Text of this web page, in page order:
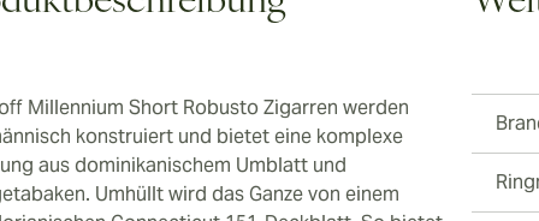
Millennium Short Robusto Zigarren werden
konstruiert und bietet eine komplexe
aus dominikanischem Umblatt und
Umhüllt wird das Ganze von einem